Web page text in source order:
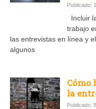
Publicado:
Incluir
trabajo
las entrevistas en línea y
algunos
Cómo
la
Publicado: